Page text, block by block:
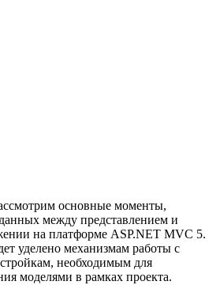
основные моменты,
между представлением и
на платформе ASP.NET MVC 5.
уделено механизмам работы с
необходимым для
моделями в рамках проекта.